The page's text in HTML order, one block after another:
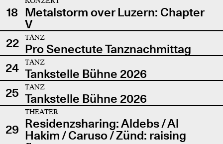
18 Metalstorm over Luzern: Chapter
V
22
TANZ
Pro Senectute Tanznachmittag
24
TANZ
Tankstelle Bühne 2026
25
TANZ
Tankstelle Bühne 2026
29
THEATER
Residenzsharing: Aldebs / Al
Hakim / Caruso / Zünd: raising